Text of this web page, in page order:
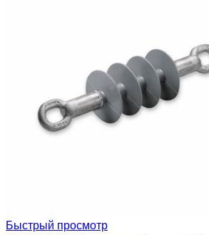
Быстрый просмотр